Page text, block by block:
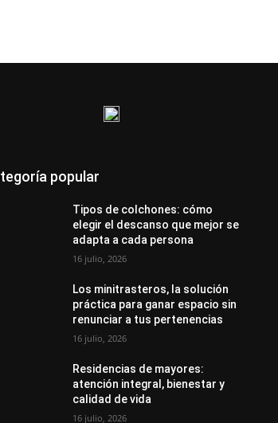
popular
Tipos de colchones: cómo
elegir el descanso que mejor se
adapta a cada persona
16 julio, 2026
Los minitrasteros, la solución
práctica para ganar espacio sin
renunciar a tus pertenencias
16 julio, 2026
Residencias de mayores:
atención integral, bienestar y
calidad de vida
16 julio, 2026